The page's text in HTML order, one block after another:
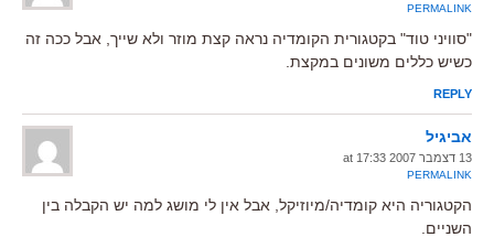
PERMALINK
"סוויני טוד" בקטגורית הקומדיה נראה קצת מוזר ולא שייך, אבל ככה זה
כשיש כללים משונים במקצת.
REPLY
אביגיל
13 דצמבר 2007 at 17:33
PERMALINK
הקטגוריה היא קומדיה/מיוזיקל, אבל אין לי מושג למה יש הקבלה בין
השניים.